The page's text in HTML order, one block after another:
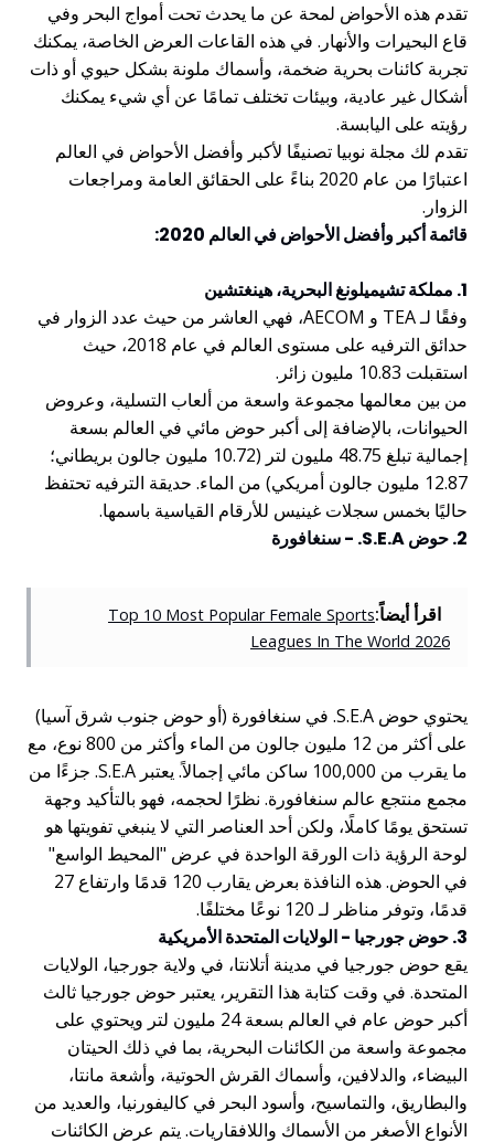
تقدم هذه الأحواض لمحة عن ما يحدث تحت أمواج البحر وفي
قاع البحيرات والأنهار. في هذه القاعات العرض الخاصة، يمكنك
تجربة كائنات بحرية ضخمة، وأسماك ملونة بشكل حيوي أو ذات
أشكال غير عادية، وبيئات تختلف تمامًا عن أي شيء يمكنك
رؤيته على اليابسة.
تقدم لك مجلة نوبيا تصنيفًا لأكبر وأفضل الأحواض في العالم
اعتبارًا من عام 2020 بناءً على الحقائق العامة ومراجعات
الزوار.
قائمة أكبر وأفضل الأحواض في العالم 2020:
1. مملكة تشيميلونغ البحرية، هينغتشين
وفقًا لـ TEA و AECOM، فهي العاشر من حيث عدد الزوار في
حدائق الترفيه على مستوى العالم في عام 2018، حيث
استقبلت 10.83 مليون زائر.
من بين معالمها مجموعة واسعة من ألعاب التسلية، وعروض
الحيوانات، بالإضافة إلى أكبر حوض مائي في العالم بسعة
إجمالية تبلغ 48.75 مليون لتر (10.72 مليون جالون بريطاني؛
12.87 مليون جالون أمريكي) من الماء. حديقة الترفيه تحتفظ
حاليًا بخمس سجلات غينيس للأرقام القياسية باسمها.
2. حوض S.E.A. - سنغافورة
اقرأ أيضاً:Top 10 Most Popular Female Sports
Leagues In The World 2026
يحتوي حوض S.E.A. في سنغافورة (أو حوض جنوب شرق آسيا)
على أكثر من 12 مليون جالون من الماء وأكثر من 800 نوع، مع
ما يقرب من 100,000 ساكن مائي إجمالاً. يعتبر S.E.A. جزءًا من
مجمع منتجع عالم سنغافورة. نظرًا لحجمه، فهو بالتأكيد وجهة
تستحق يومًا كاملًا، ولكن أحد العناصر التي لا ينبغي تفويتها هو
لوحة الرؤية ذات الورقة الواحدة في عرض "المحيط الواسع"
في الحوض. هذه النافذة بعرض يقارب 120 قدمًا وارتفاع 27
قدمًا، وتوفر مناظر لـ 120 نوعًا مختلفًا.
3. حوض جورجيا - الولايات المتحدة الأمريكية
يقع حوض جورجيا في مدينة أتلانتا، في ولاية جورجيا، الولايات
المتحدة. في وقت كتابة هذا التقرير، يعتبر حوض جورجيا ثالث
أكبر حوض عام في العالم بسعة 24 مليون لتر ويحتوي على
مجموعة واسعة من الكائنات البحرية، بما في ذلك الحيتان
البيضاء، والدلافين، وأسماك القرش الحوتية، وأشعة مانتا،
والبطاريق، والتماسيح، وأسود البحر في كاليفورنيا، والعديد من
الأنواع الأصغر من الأسماك واللافقاريات. يتم عرض الكائنات